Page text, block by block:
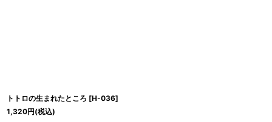
トトロの生まれたところ [H-036]
1,320円(税込)